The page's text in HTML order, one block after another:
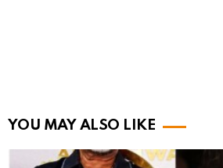
YOU MAY ALSO LIKE